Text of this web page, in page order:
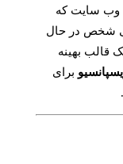
وب سایت که
شخص در حال
قالب بهینه
برای